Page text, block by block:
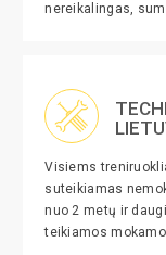
nereikalingas,
Visiems
suteikiamas
nuo 2 metų ir
teikiamos